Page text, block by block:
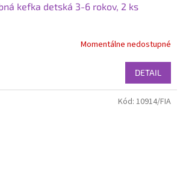
kefka detská 3-6 rokov, 2 ks
Momentálne nedostupné
DETAIL
Kód: 10914/FIA